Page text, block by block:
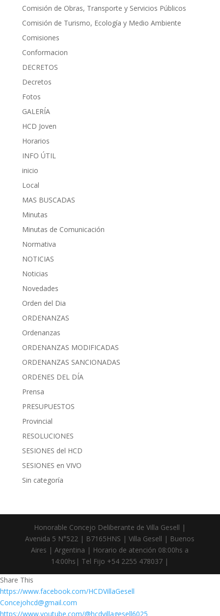
Comisión de Obras, Transporte y Servicios Públicos
Comisión de Turismo, Ecología y Medio Ambiente
Comisiones
Conformacion
DECRETOS
Decretos
Fotos
GALERÍA
HCD Joven
Horarios
INFO ÚTIL
inicio
Local
MAS BUSCADAS
Minutas
Minutas de Comunicación
Normativa
NOTICIAS
Noticias
Novedades
Orden del Dia
ORDENANZAS
Ordenanzas
ORDENANZAS MODIFICADAS
ORDENANZAS SANCIONADAS
ORDENES DEL DÍA
Prensa
PRESUPUESTOS
Provincial
RESOLUCIONES
SESIONES del HCD
SESIONES en VIVO
Sin categoría
Honorable Concejo Deliberante de Villa Gesell |
Avenida 5 N°522 | B7165HNS | Villa Gesell | Buenos
Aires | Argentina | Horario de atención 08:00hs a
14:00hs| Tel Fijo +54 2255 478037 |
Share This
https://www.facebook.com/HCDVillaGesell
Concejohcd@gmail.com
https://www.youtube.com/@hcdvillagesell6025